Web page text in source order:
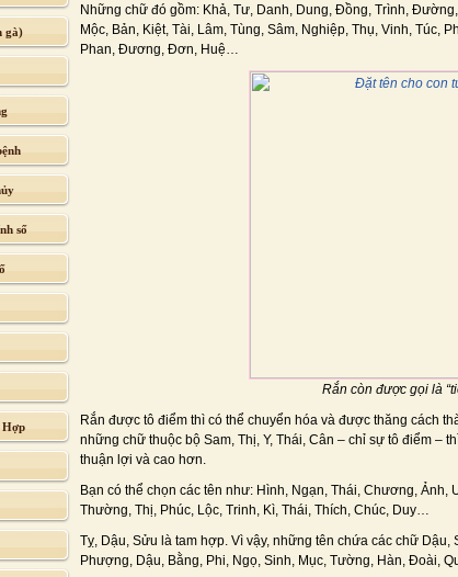
gà)
số
Hợp
Những chữ đó gồm: Khả, Tư, Danh, Dung, Đồng, Trình,
Mộc, Bản, Kiệt, Tài, Lâm, Tùng, Sâm, Nghiệp, Thụ, Vinh, Túc,
Phan, Đương, Đơn, Huệ…
Rắn còn được gọi là
Rắn được tô điểm thì có thể chuyển hóa và được thăng cách
những chữ thuộc bộ Sam, Thị, Y, Thái, Cân – chỉ sự tô điểm –
thuận lợi và cao hơn.
Bạn có thể chọn các tên như: Hình, Ngạn, Thái, Chương, Ảnh,
Thường, Thị, Phúc, Lộc, Trinh, Kì, Thái, Thích, Chúc, Duy…
Tỵ, Dậu, Sửu là tam hợp. Vì vậy, những tên chứa các chữ
Phượng, Dậu, Bằng, Phi, Ngọ, Sinh, Mục, Tường, Hàn, Đoài,